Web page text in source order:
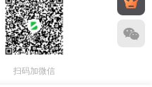
扫码加微信